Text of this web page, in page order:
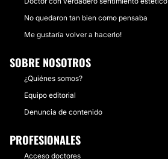
No quedaron tan bien como pensaba
Me gustaría volver a hacerlo!
SOBRE NOSOTROS
¿Quiénes somos?
Equipo editorial
Denuncia de contenido
PROFESIONALES
Acceso doctores